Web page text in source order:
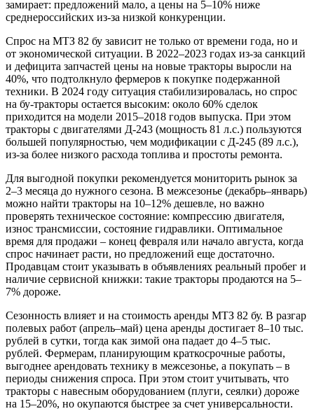
замирает: предложений мало, а цены на 5–10% ниже
среднероссийских из-за низкой конкуренции.
Спрос на МТЗ 82 бу зависит не только от времени года, но и
от экономической ситуации. В 2022–2023 годах из-за санкций
и дефицита запчастей цены на новые тракторы выросли на
40%, что подтолкнуло фермеров к покупке подержанной
техники. В 2024 году ситуация стабилизировалась, но спрос
на бу-тракторы остается высоким: около 60% сделок
приходится на модели 2015–2018 годов выпуска. При этом
тракторы с двигателями Д-243 (мощность 81 л.с.) пользуются
большей популярностью, чем модификации с Д-245 (89 л.с.),
из-за более низкого расхода топлива и простоты ремонта.
Для выгодной покупки рекомендуется мониторить рынок за
2–3 месяца до нужного сезона. В межсезонье (декабрь–январь)
можно найти тракторы на 10–12% дешевле, но важно
проверять техническое состояние: компрессию двигателя,
износ трансмиссии, состояние гидравлики. Оптимальное
время для продажи – конец февраля или начало августа, когда
спрос начинает расти, но предложений еще достаточно.
Продавцам стоит указывать в объявлениях реальный пробег и
наличие сервисной книжки: такие тракторы продаются на 5–
7% дороже.
Сезонность влияет и на стоимость аренды МТЗ 82 бу. В разгар
полевых работ (апрель–май) цена аренды достигает 8–10 тыс.
рублей в сутки, тогда как зимой она падает до 4–5 тыс.
рублей. Фермерам, планирующим краткосрочные работы,
выгоднее арендовать технику в межсезонье, а покупать – в
периоды снижения спроса. При этом стоит учитывать, что
тракторы с навесным оборудованием (плуги, сеялки) дороже
на 15–20%, но окупаются быстрее за счет универсальности.